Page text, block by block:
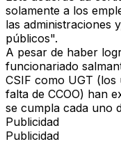
solamente a los
las administraciones
públicos".
A pesar de haber
funcionariado
CSIF como UGT
falta de CCOO) han
se cumpla cada uno
Publicidad
Publicidad